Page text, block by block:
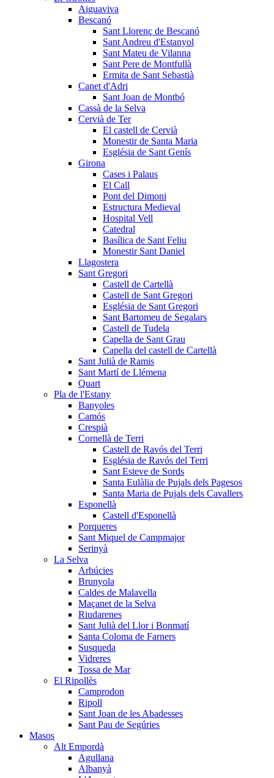
Aiguaviva
Bescanó
Sant Llorenç de Bescanó
Sant Andreu d'Estanyol
Sant Mateu de Vilanna
Sant Pere de Montfullà
Ermita de Sant Sebastià
Canet d'Adri
Sant Joan de Montbó
Cassà de la Selva
Cervià de Ter
El castell de Cervià
Monestir de Santa Maria
Església de Sant Genís
Girona
Cases i Palaus
El Call
Pont del Dimoni
Estructura Medieval
Hospital Vell
Catedral
Basílica de Sant Feliu
Monestir Sant Daniel
Llagostera
Sant Gregori
Castell de Cartellà
Castell de Sant Gregori
Església de Sant Gregori
Sant Bartomeu de Segalars
Castell de Tudela
Capella de Sant Grau
Capella del castell de Cartellà
Sant Julià de Ramis
Sant Martí de Llémena
Quart
Pla de l'Estany
Banyoles
Camós
Crespià
Cornellà de Terri
Castell de Ravós del Terri
Església de Ravós del Terri
Sant Esteve de Sords
Santa Eulàlia de Pujals dels Pagesos
Santa Maria de Pujals dels Cavallers
Esponellà
Castell d'Esponellà
Porqueres
Sant Miquel de Campmajor
Serinyà
La Selva
Arbúcies
Brunyola
Caldes de Malavella
Maçanet de la Selva
Riudarenes
Sant Julià del Llor i Bonmatí
Santa Coloma de Farners
Susqueda
Vidreres
Tossa de Mar
El Ripollès
Camprodon
Ripoll
Sant Joan de les Abadesses
Sant Pau de Segúries
Masos
Alt Empordà
Agullana
Albanyà